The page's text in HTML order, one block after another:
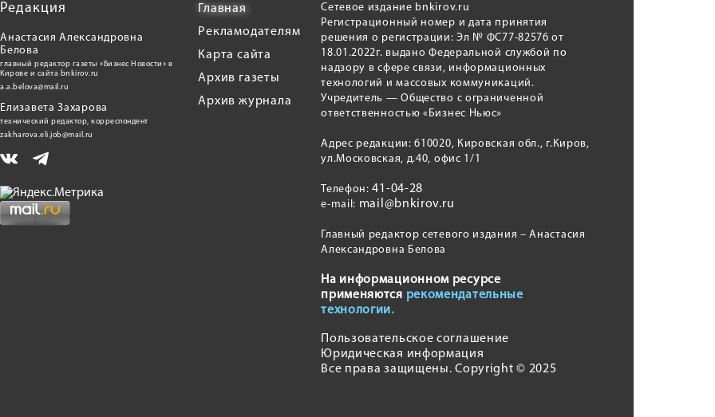
Редакция
Анастасия Александровна
Белова
главный редактор газеты «Бизнес Новости» в
Кирове и сайта bnkirov.ru
a.a.belova@mail.ru
Елизавета Захарова
технический редактор, корреспондент
zakharova.eli.job@mail.ru
Главная
Рекламодателям
Карта сайта
Архив газеты
Архив журнала
Сетевое издание bnkirov.ru
Регистрационный номер и дата принятия
решения о регистрации: Эл № ФС77-82576 от
18.01.2022г. выдано Федеральной службой по
надзору в сфере связи, информационных
технологий и массовых коммуникаций.
Учредитель — Общество с ограниченной
ответственностью «Бизнес Ньюс»
Адрес редакции: 610020, Кировская обл., г.Киров,
ул.Московская, д.40, офис 1/1
Телефон:41-04-28
e-mail: mail@bnkirov.ru
Главный редактор сетевого издания – Анастасия
Александровна Белова
На информационном ресурсе
применяются рекомендательные
технологии.
Пользовательское соглашение
Юридическая информация
Все права защищены. Copyright © 2025